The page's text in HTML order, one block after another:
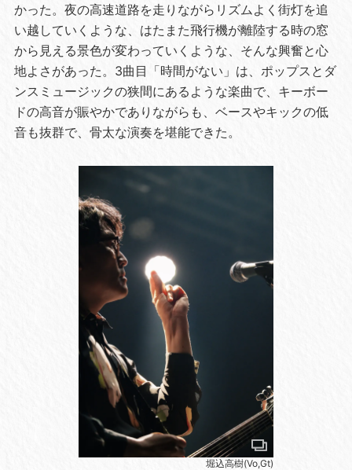
かった。夜の高速道路を走りながらリズムよく街灯を追
い越していくような、はたまた飛行機が離陸する時の窓
から見える景色が変わっていくような、そんな興奮と心
地よさがあった。3曲目「時間がない」は、ポップスとダ
ンスミュージックの狭間にあるような楽曲で、キーボー
ドの高音が賑やかでありながらも、ベースやキックの低
音も抜群で、骨太な演奏を堪能できた。
堀込高樹(Vo,Gt)